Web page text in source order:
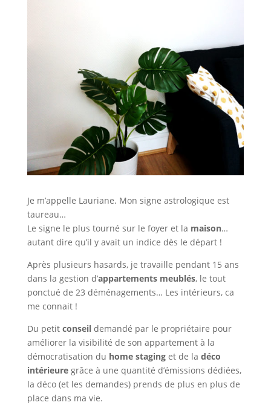
Je m’appelle Lauriane. Mon signe astrologique est
taureau…
Le signe le plus tourné sur le foyer et la maison…
autant dire qu’il y avait un indice dès le départ !
Après plusieurs hasards, je travaille pendant 15 ans
dans la gestion d’appartements meublés, le tout
ponctué de 23 déménagements… Les intérieurs, ca
me connait !
Du petit conseildemandé par le propriétaire pour
améliorer la visibilité de son appartement à la
démocratisation du home staginget de la déco
intérieuregrâce à une quantité d’émissions dédiées,
la déco (et les demandes) prends de plus en plus de
place dans ma vie.